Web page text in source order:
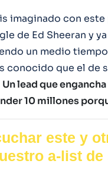
imaginado con
de Ed Sheeran y
un medio
conocido que el de
Un lead que
10 millones
este y
a-list de